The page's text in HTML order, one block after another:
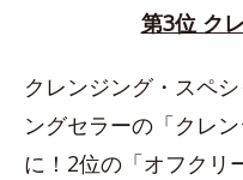
第3位 ク
クレンジング・スペ
ングセラーの「クレ
に！2位の「オフクリ